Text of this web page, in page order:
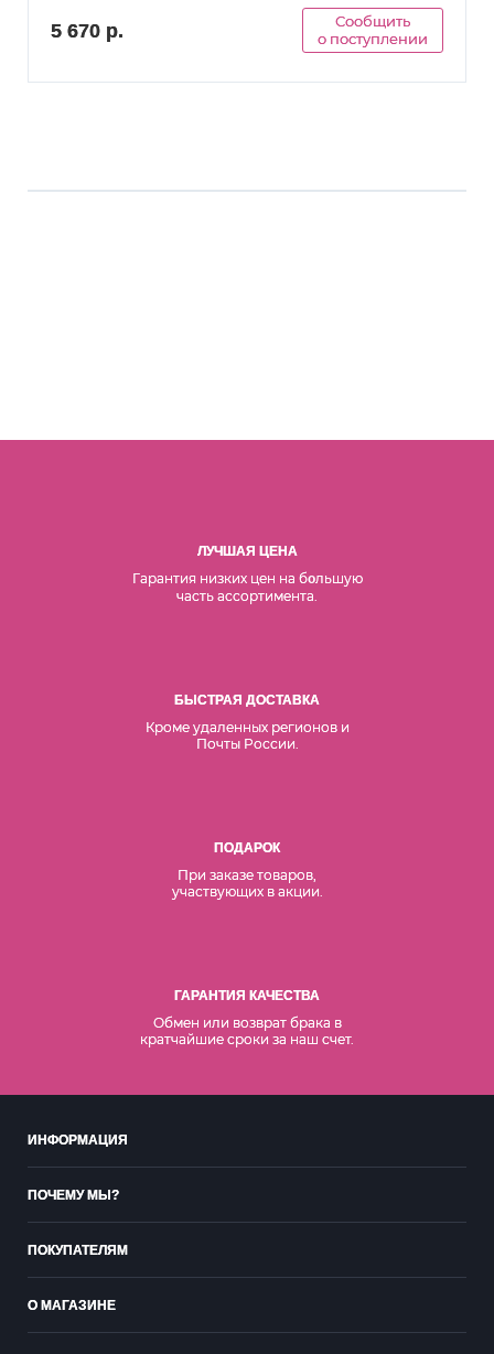
5 670 р.
Сообщить
о поступлении
ЛУЧШАЯ ЦЕНА
Гарантия низких цен на большую
часть ассортимента.
БЫСТРАЯ ДОСТАВКА
Кроме удаленных регионов и
Почты России.
ПОДАРОК
При заказе товаров,
участвующих в акции.
ГАРАНТИЯ КАЧЕСТВА
Обмен или возврат брака в
кратчайшие сроки за наш счет.
ИНФОРМАЦИЯ
ПОЧЕМУ МЫ?
ПОКУПАТЕЛЯМ
О МАГАЗИНЕ